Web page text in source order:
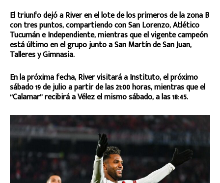
El triunfo dejó a River en el lote de los primeros de la zona B
con tres puntos, compartiendo con San Lorenzo, Atlético
Tucumán e Independiente, mientras que el vigente campeón
está último en el grupo junto a San Martín de San Juan,
Talleres y Gimnasia.
En la próxima fecha, River visitará a Instituto, el próximo
sábado 19 de julio a partir de las 21:00 horas, mientras que el
“Calamar” recibirá a Vélez el mismo sábado, a las 18:45.